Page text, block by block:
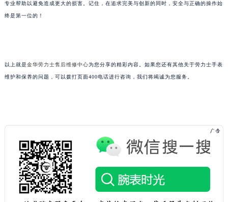
专业帮助以避免造成更大的损害。记住，在追求完美与创新的同时，安全与正确的操作始
终是第一位的！
以上就是金华劳力士售后维修中心为您分享的精彩内容。如果您还有其他关于劳力士手表
维护和保养的问题，可以拨打页面400电话进行咨询，我们将竭诚为您服务。